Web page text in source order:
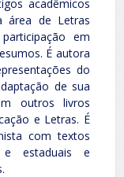
acadêmicos
área de Letras
em
É autora
do
de sua
outros livros
e Letras. É
com textos
e estaduais e